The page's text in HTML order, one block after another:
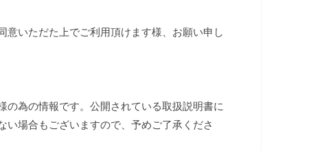
いただた上でご利用頂けます様、お願い申し
為の情報です。公開されている取扱説明書に
場合もございますので、予めご了承くださ